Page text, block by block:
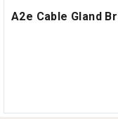
A2e Cable Gland